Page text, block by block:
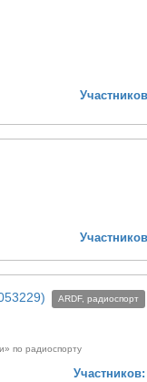
ARDF, радиоспорт
по радиоспорту
Участников: